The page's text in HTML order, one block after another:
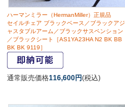
ハーマンミラー（HermanMiller）正規品
セイルチェア ブラックベース／ブラックアジ
ャスタブルアーム／ブラックサスペンション
／ブラックシート［AS1YA23HA N2 BK BB
BK BK 9119］
通常販売価格116,600円(税込)